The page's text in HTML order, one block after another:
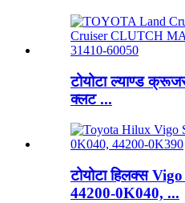
टोयोटा ल्याण्ड
क्लट ...
टोयोटा हिलक्स Vigo
44200-0K040, ...